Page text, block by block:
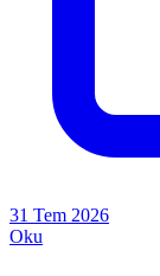
31 Tem 2026
Oku